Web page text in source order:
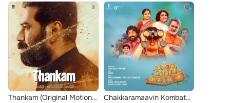
Thankam (Original Motion Picture Soundtrack) Chakkaramaavin Kombathu (Original Motion Picture Soundtrack)